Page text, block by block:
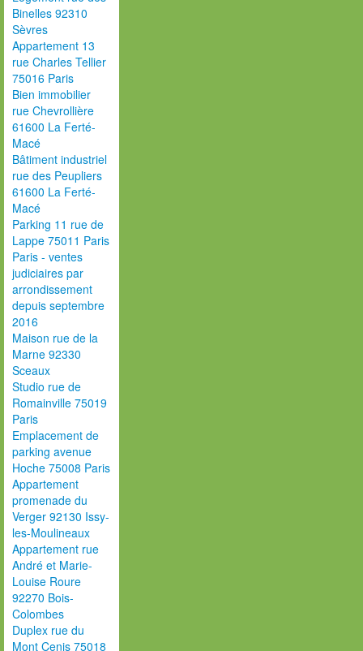
Binelles 92310
Sèvres
Appartement 13
rue Charles Tellier
75016 Paris
Bien immobilier
rue Chevrollière
61600 La Ferté-
Macé
Bâtiment industriel
rue des Peupliers
61600 La Ferté-
Macé
Parking 11 rue de
Lappe 75011 Paris
Paris - ventes
judiciaires par
arrondissement
depuis septembre
2016
Maison rue de la
Marne 92330
Sceaux
Studio rue de
Romainville 75019
Paris
Emplacement de
parking avenue
Hoche 75008 Paris
Appartement
promenade du
Verger 92130 Issy-
les-Moulineaux
Appartement rue
André et Marie-
Louise Roure
92270 Bois-
Colombes
Duplex rue du
Mont Cenis 75018